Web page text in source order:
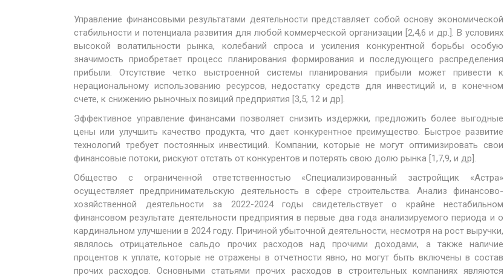
Управление финансовыми результатами деятельности представляет собой основу экономической
стабильности и потенциала развития для любой коммерческой организации [2,4,6 и др.]. В условиях
высокой волатильности рынка, колебаний спроса и усиления конкурентной борьбы особую
значимость приобретает процесс планирования формирования и последующего распределения
прибыли. Отсутствие четко выстроенной системы планирования прибыли может привести к
нерациональному использованию ресурсов, недостатку средств для инвестиций и, в конечном
счете, к снижению рыночных позиций предприятия [3,5, 12 и др].
Эффективное управление финансами позволяет снизить издержки, предложить более выгодные
цены или улучшить качество продукта, что дает конкурентное преимущество. Быстрое развитие
технологий требует постоянных инвестиций. Компании, которые не могут оптимизировать свои
финансовые потоки, рискуют отстать от конкурентов и потерять свою долю рынка [1,7,9, и др].
Общество с ограниченной ответственностью «Специализированный застройщик «Астра»
осуществляет предпринимательскую деятельность в сфере строительства. Анализ финансово-
хозяйственной деятельности за 2022-2024 годы свидетельствует о крайне нестабильном
финансовом результате деятельности предприятия в первые два года анализируемого периода и о
кардинальном улучшении в 2024 году. Причиной убыточной деятельности, несмотря на рост выручки,
являлось отрицательное сальдо прочих расходов над прочими доходами, а также наличие
процентов к уплате, которые не отражены в отчетности явно, но могут быть включены в состав
прочих расходов. Основными статьями прочих расходов в строительных компаниях являются